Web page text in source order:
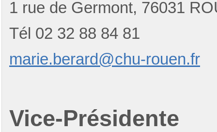
1 rue de Germont, 76031
Tél 02 32 88 84 81
marie.berard@chu-rouen.fr
Vice-Présidente